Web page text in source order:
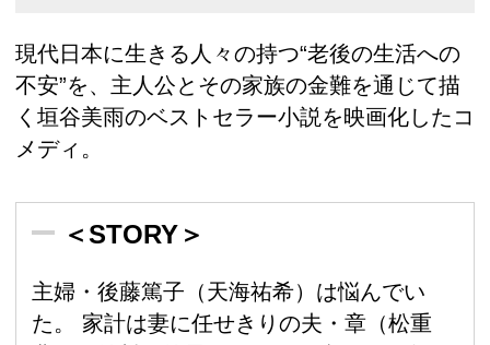
現代日本に生きる人々の持つ“老後の生活への
不安”を、主人公とその家族の金難を通じて描
く垣谷美雨のベストセラー小説を映画化したコ
メディ。
＜STORY＞
主婦・後藤篤子（天海祐希）は悩んでい
た。 家計は妻に任せきりの夫・章（松重